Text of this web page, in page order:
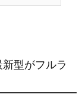
型がフルラ